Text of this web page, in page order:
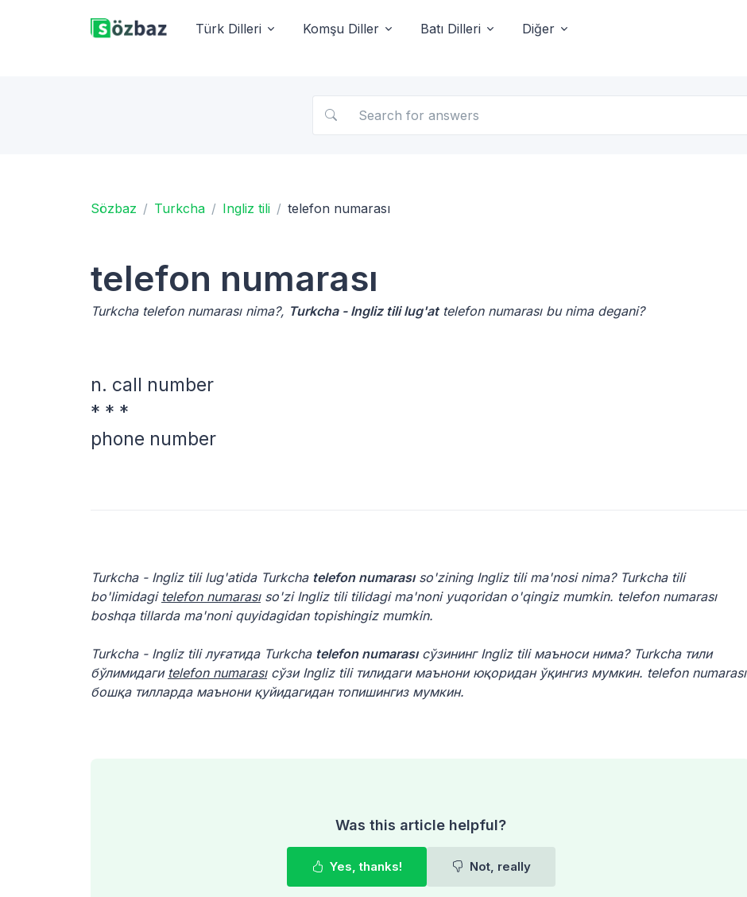
Türk Dilleri Komşu Diller Batı Dilleri Diğer
Sözbaz Turkcha Ingliz tili telefon numarası
telefon numarası
Turkcha telefon numarası nima?, Turkcha - Ingliz tili lug'attelefon numarası bu nima degani?
n. call number
* * *
phone number
Turkcha - Ingliz tili lug'atida Turkcha telefon numarasıso'zining Ingliz tili ma'nosi nima? Turkcha tili
bo'limidagi telefon numarasıso'zi Ingliz tili tilidagi ma'noni yuqoridan o'qingiz mumkin. telefon numarası
boshqa tillarda ma'noni quyidagidan topishingiz mumkin.
Turkcha - Ingliz tili луғатида Turkcha telefon numarasıсўзининг Ingliz tili маъноси нима? Turkcha тили
бўлимидаги telefon numarasıсўзи Ingliz tili тилидаги маънони юқоридан ўқингиз мумкин. telefon numarası
бошқа тилларда маънони қуйидагидан топишингиз мумкин.
Was this article helpful?
Yes, thanks! Not, really